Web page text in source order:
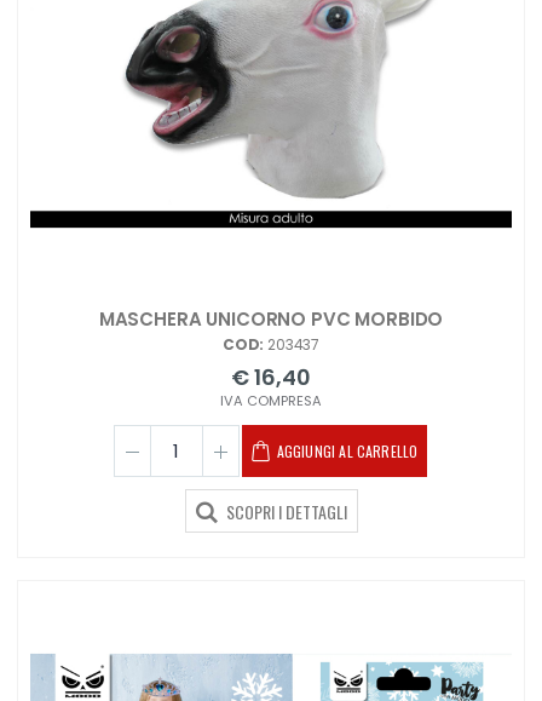
MASCHERA UNICORNO PVC MORBIDO
COD: 203437
€ 16,40
IVA COMPRESA
AGGIUNGI AL CARRELLO
SCOPRI I DETTAGLI